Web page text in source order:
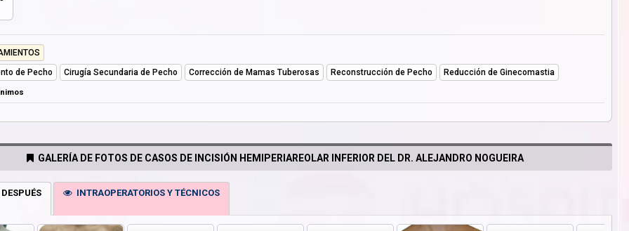
de Pecho
Cirugía Secundaria de Pecho Corrección de Mamas Tuberosas Reconstrucción de Pecho
Reducción de Ginecomastia
GALERÍA DE FOTOS DE CASOS DE INCISIÓN HEMIPERIAREOLAR INFERIOR DEL DR. ALEJANDRO NOGUEIRA
INTRAOPERATORIOS Y TÉCNICOS